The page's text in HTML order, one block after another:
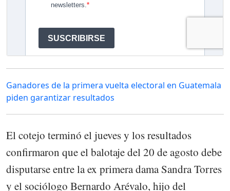
Ganadores de la primera vuelta electoral en Guatemala
piden garantizar resultados
El cotejo terminó el jueves y los resultados
confirmaron que el balotaje del 20 de agosto debe
disputarse entre la ex primera dama Sandra Torres
y el sociólogo Bernardo Arévalo, hijo del